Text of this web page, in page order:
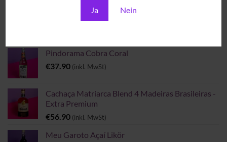
Ja Nein
Brazilian Sounds & Cocktails
Pindorama Cobra Coral
€37.90 (inkl. MwSt)
Cachaça Matriarca Blend 4 Madeiras Brasileiras -
Extra Premium
€56.90 (inkl. MwSt)
Meu Garoto Açaí Likör